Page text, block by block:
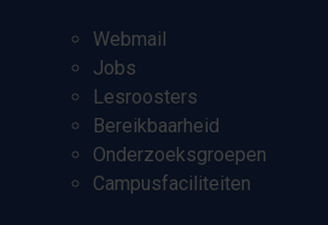
Webmail
Jobs
Lesroosters
Bereikbaarheid
Onderzoeksgroepen
Campusfaciliteiten